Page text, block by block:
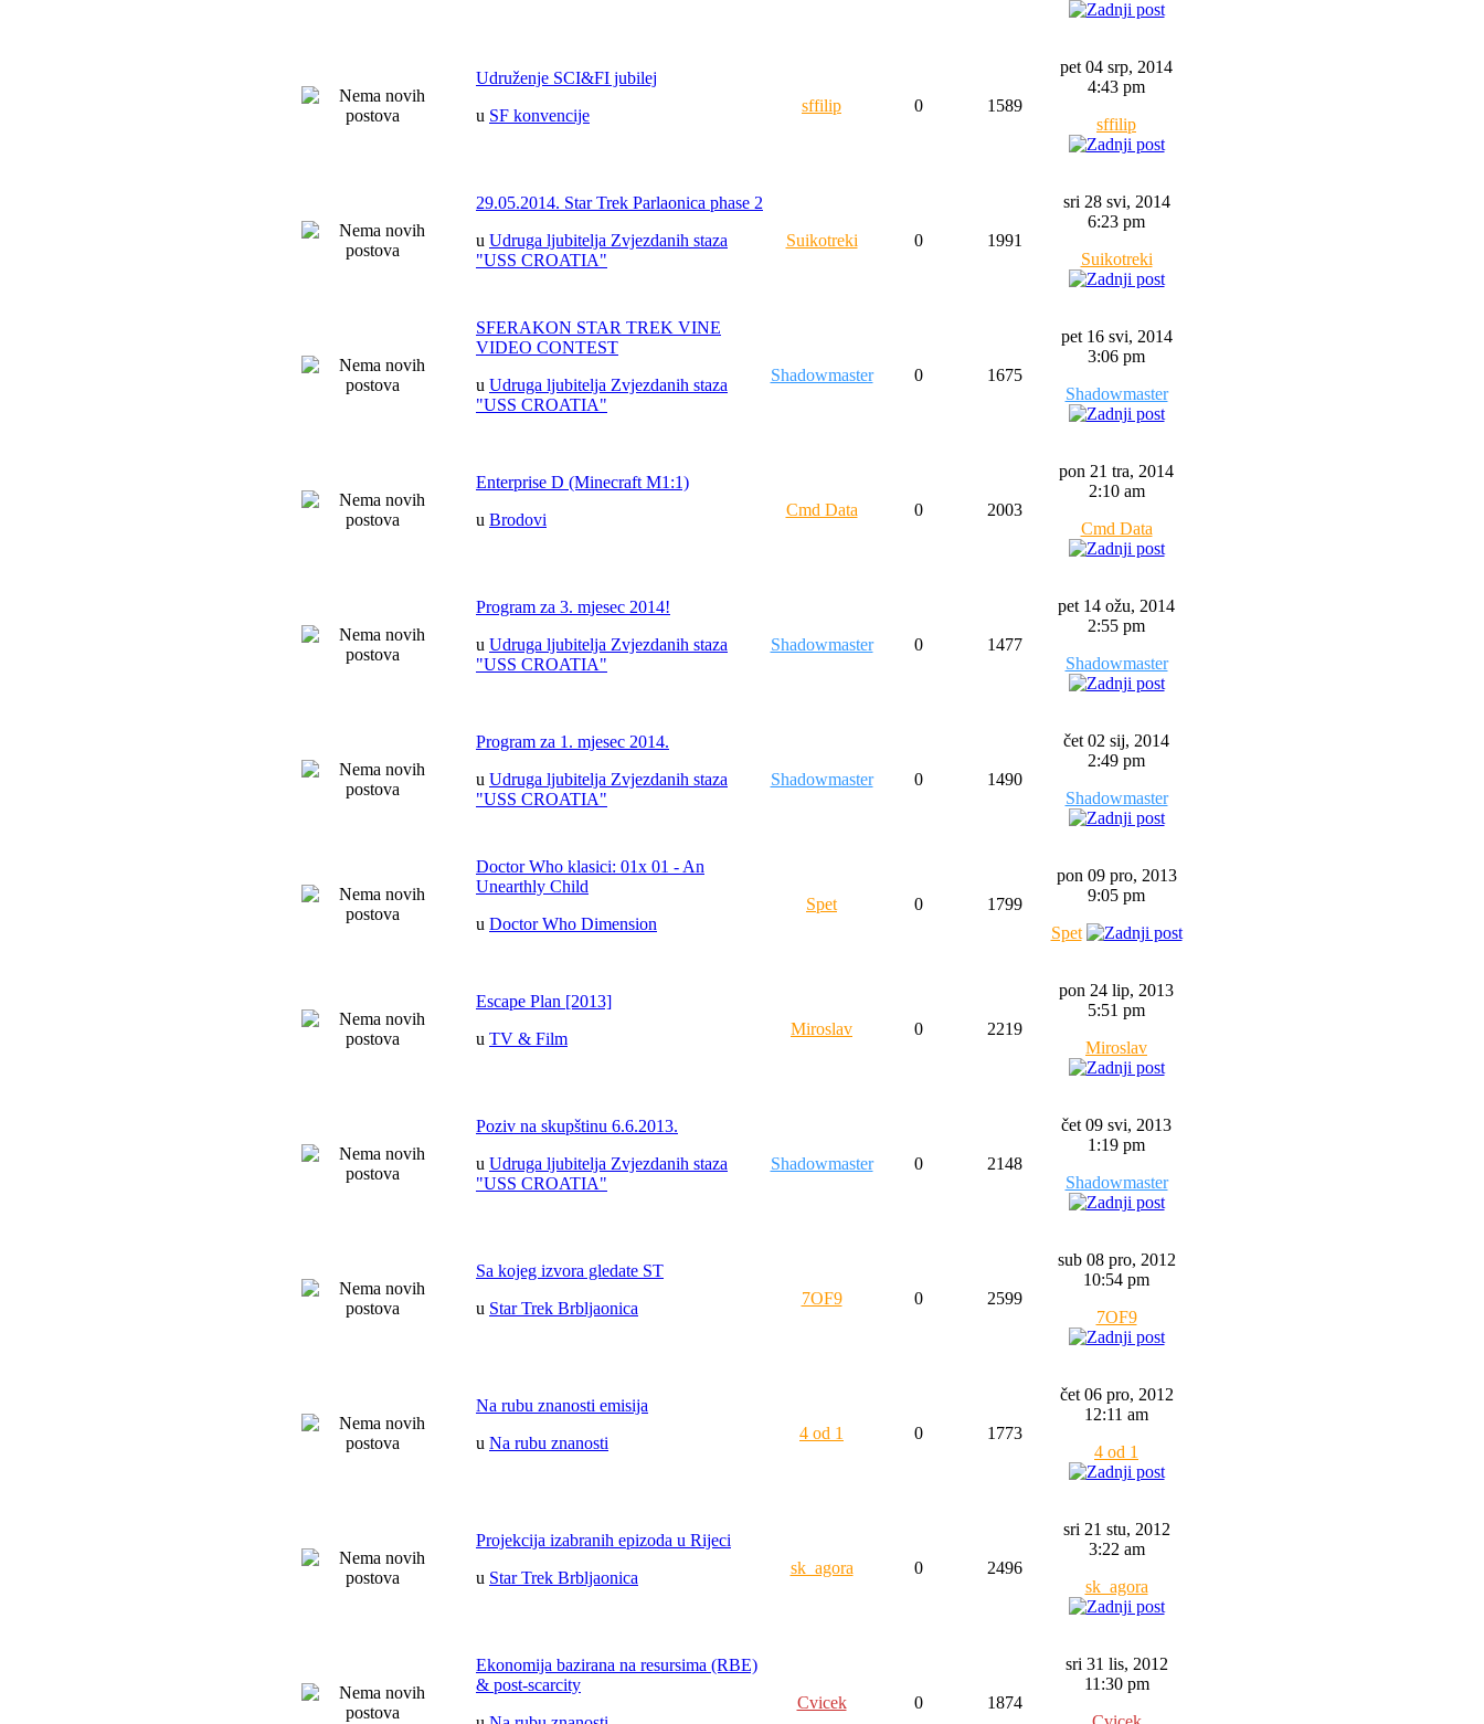
Udruženje SCI&FI jubilej
u SF konvencije
sffilip 0 1589
pet 04 srp, 2014
4:43 pm
sffilip
29.05.2014. Star Trek Parlaonica phase 2
u Udruga ljubitelja Zvjezdanih staza
"USS CROATIA"
Suikotreki 0 1991
sri 28 svi, 2014
6:23 pm
Suikotreki
SFERAKON STAR TREK VINE
VIDEO CONTEST
u Udruga ljubitelja Zvjezdanih staza
"USS CROATIA"
Shadowmaster 0 1675
pet 16 svi, 2014
3:06 pm
Shadowmaster
Enterprise D (Minecraft M1:1)
u Brodovi
Cmd Data 0 2003
pon 21 tra, 2014
2:10 am
Cmd Data
Program za 3. mjesec 2014!
u Udruga ljubitelja Zvjezdanih staza
"USS CROATIA"
Shadowmaster 0 1477
pet 14 ožu, 2014
2:55 pm
Shadowmaster
Program za 1. mjesec 2014.
u Udruga ljubitelja Zvjezdanih staza
"USS CROATIA"
Shadowmaster 0 1490
čet 02 sij, 2014
2:49 pm
Shadowmaster
Doctor Who klasici: 01x 01 - An
Unearthly Child
u Doctor Who Dimension
Spet 0 1799
pon 09 pro, 2013
9:05 pm
Spet
Escape Plan [2013]
u TV & Film
Miroslav 0 2219
pon 24 lip, 2013
5:51 pm
Miroslav
Poziv na skupštinu 6.6.2013.
u Udruga ljubitelja Zvjezdanih staza
"USS CROATIA"
Shadowmaster 0 2148
čet 09 svi, 2013
1:19 pm
Shadowmaster
Sa kojeg izvora gledate ST
u Star Trek Brbljaonica
7OF9 0 2599
sub 08 pro, 2012
10:54 pm
7OF9
Na rubu znanosti emisija
u Na rubu znanosti
4 od 1 0 1773
čet 06 pro, 2012
12:11 am
4 od 1
Projekcija izabranih epizoda u Rijeci
u Star Trek Brbljaonica
sk_agora 0 2496
sri 21 stu, 2012
3:22 am
sk_agora
Ekonomija bazirana na resursima (RBE)
& post-scarcity
Cvicek 0 1874
sri 31 lis, 2012
11:30 pm